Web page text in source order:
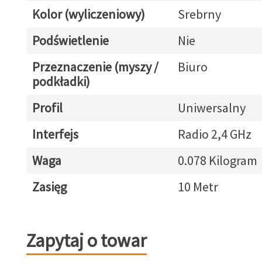
Kolor (wyliczeniowy)
Srebrny
Podświetlenie
Nie
Przeznaczenie (myszy /
podkładki)
Biuro
Profil
Uniwersalny
Interfejs
Radio 2,4 GHz
Waga
0.078 Kilogram
Zasięg
10 Metr
Zapytaj o towar
Zapytaj o towar